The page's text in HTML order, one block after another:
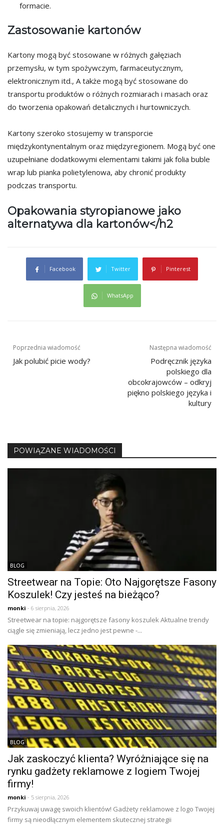
formacie.
Zastosowanie kartonów
Kartony mogą być stosowane w różnych gałęziach
przemysłu, w tym spożywczym, farmaceutycznym,
elektronicznym itd., A także mogą być stosowane do
transportu produktów o różnych rozmiarach i masach oraz
do tworzenia opakowań detalicznych i hurtowniczych.
Kartony szeroko stosujemy w transporcie
międzykontynentalnym oraz międzyregionem. Mogą być one
uzupełniane dodatkowymi elementami takimi jak folia buble
wrap lub pianka polietylenowa, aby chronić produkty
podczas transportu.
Opakowania styropianowe jako
alternatywa dla kartonów</h2
Facebook Twitter Pinterest
WhatsApp
Nawigacja
wpisu
Poprzednia wiadomość
Jak polubić picie wody?
Następna wiadomość
Podręcznik języka
polskiego dla
obcokrajowców – odkryj
piękno polskiego języka i
kultury
POWIĄZANE WIADOMOŚCI
BLOG
Streetwear na Topie: Oto Najgorętsze Fasony
Koszulek! Czy jesteś na bieżąco?
monki - 6 sierpnia, 2026
Streetwear na topie: najgorętsze fasony koszulek Aktualne trendy
ciągle się zmieniają, lecz jedno jest pewne -...
BLOG
Jak zaskoczyć klienta? Wyróżniające się na
rynku gadżety reklamowe z logiem Twojej
firmy!
monki - 5 sierpnia, 2026
Przykuwaj uwagę swoich klientów! Gadżety reklamowe z logo Twojej
firmy są nieodłącznym elementem skutecznej strategii